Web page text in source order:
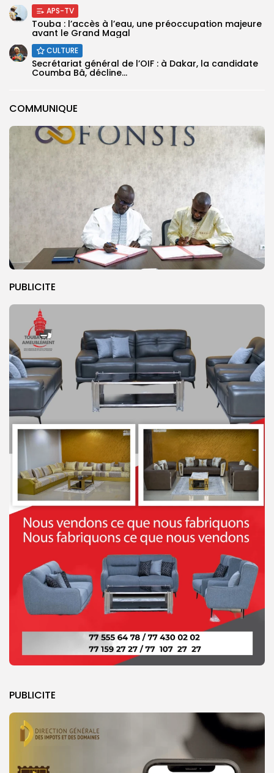
COMMUNIQUE
PUBLICITE
PUBLICITE
APS-TV
Touba : l’accès à l’eau, une préoccupation majeure
avant le Grand Magal
CULTURE
Secrétariat général de l’OIF : à Dakar, la candidate
Coumba Bâ, décline...